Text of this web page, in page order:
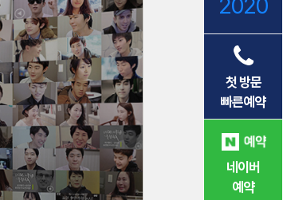
2020
첫 방문
빠른예약
네이버
예약